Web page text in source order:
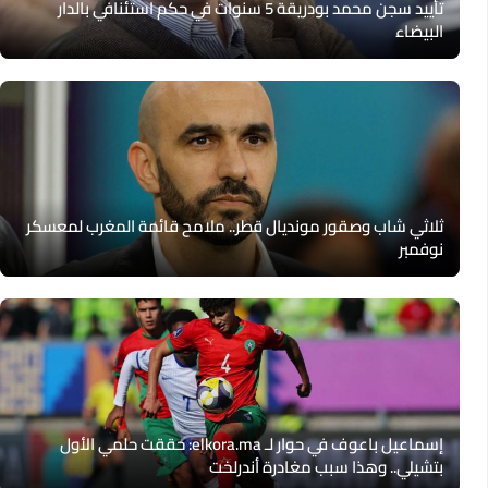
تأييد سجن محمد بودريقة 5 سنوات في حكم استئنافي بالدار
البيضاء
ثلاثي شاب وصقور مونديال قطر.. ملامح قائمة المغرب لمعسكر
نوفمبر
إسماعيل باعوف في حوار لـ elkora.ma: حققت حلمي الأول
بتشيلي.. وهذا سبب مغادرة أندرلخت